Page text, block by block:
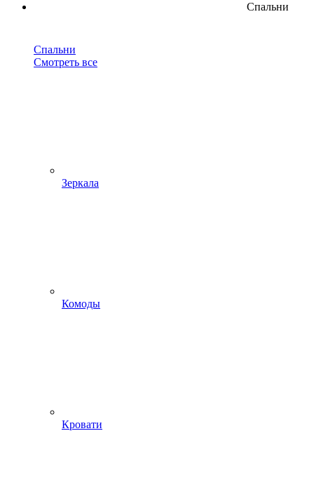
Спальни
Спальни
Смотреть все
Зеркала
Комоды
Кровати